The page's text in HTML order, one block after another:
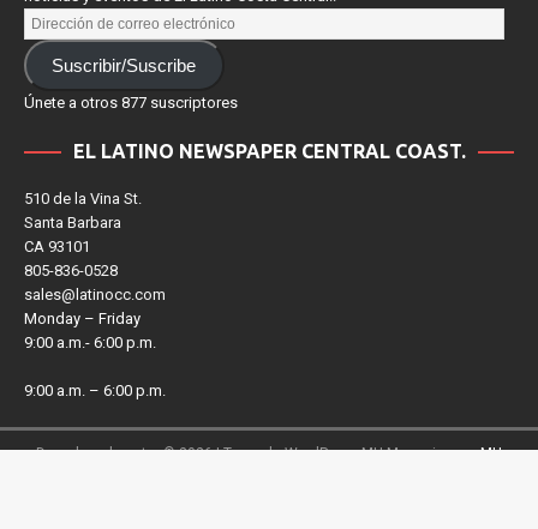
noticias y eventos de El Latino Costa Central..
510 de la Vina St.
Santa Barbara
CA 93101
805-836-0528
sales@latinocc.com
Monday – Friday